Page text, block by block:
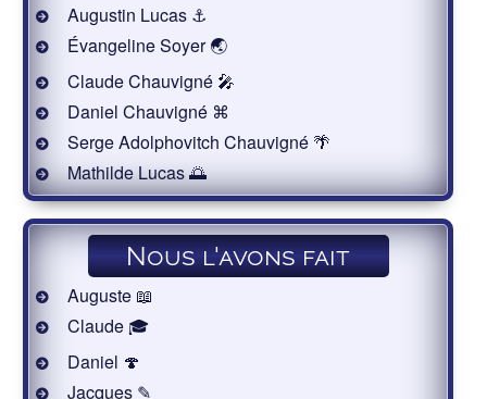
Augustin Lucas ⚓
Évangeline Soyer 🌏
Claude Chauvigné 🎤
Daniel Chauvigné ⌘
Serge Adolphovitch Chauvigné 🌴
Mathilde Lucas 🌅
Nous l'avons fait
Auguste 📖
Claude 🎓
Daniel 🍄
Jacques ✎